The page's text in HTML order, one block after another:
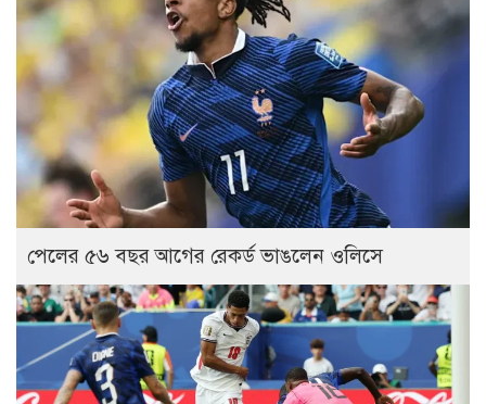
পেলের ৫৬ বছর আগের রেকর্ড ভাঙলেন ওলিসে